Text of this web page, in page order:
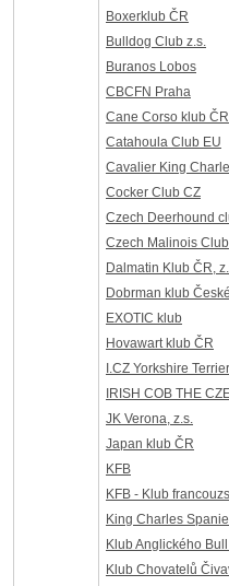
Boxerklub ČR
Bulldog Club z.s.
Buranos Lobos
CBCFN Praha
Cane Corso klub
Catahoula Club EU
Cavalier King
Cocker Club CZ
Czech Deerhound
Czech Malinois Club
Dalmatin Klub ČR,
Dobrman klub
EXOTIC klub
Hovawart klub ČR
I.CZ Yorkshire
IRISH COB THE
JK Verona, z.s.
Japan klub ČR
KFB
KFB - Klub
King Charles
Klub Anglického
Klub Chovatelů